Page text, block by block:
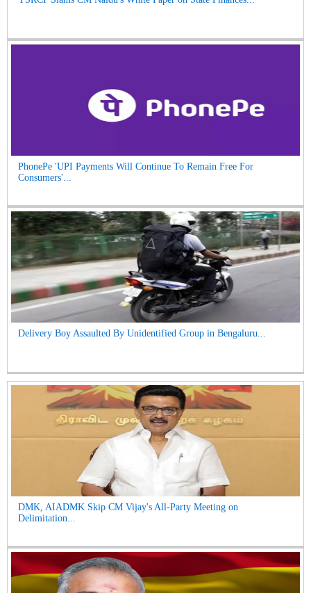
PhonePe 'UPI Payments Will Continue To Remain Free For
Consumers'...
Delivery Boy Assaulted By Unidentified Group in Bengaluru...
DMK, AIADMK Skip CM Vijay's All-Party Meeting on
Delimitation...